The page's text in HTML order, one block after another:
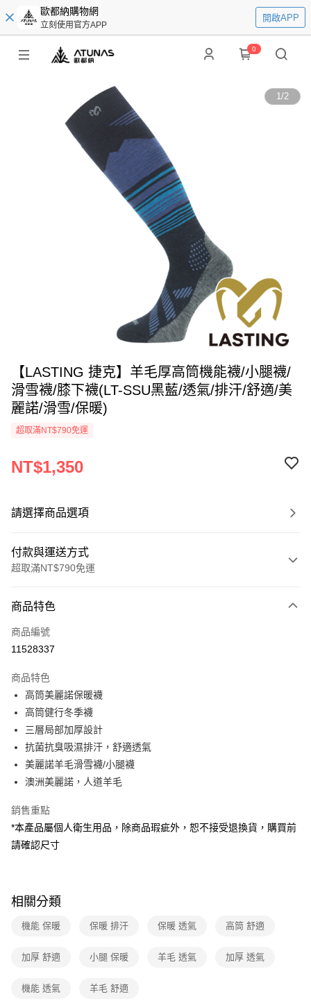
歐都納購物網
立刻使用官方APP
開啟APP
0
1/2
【LASTING 捷克】羊毛厚高筒機能襪/小腿襪/
滑雪襪/膝下襪(LT-SSU黑藍/透氣/排汗/舒適/美
麗諾/滑雪/保暖)
超取滿NT$790免運
NT$1,350
請選擇商品選項
付款與運送方式
超取滿NT$790免運
信用卡一次付款
信用卡分期付款
合作金庫商業銀行
華南商業銀行
上海商業儲蓄銀行
國泰世華商業銀行
臺灣中小企業銀行
匯豐（台灣）商業銀行
聯邦商業銀行
元大商業銀行
台新國際商業銀行
台灣樂天信用卡公司
6 期 0 利率 每期
華南商業銀行
上海商業儲蓄銀行
國泰世華商業銀行
臺灣中小企業銀行
匯豐（台灣）商業銀行
元大商業銀行
玉山商業銀行
星展（台灣）商業銀行
台灣樂天信用卡公司
超商取貨付款
LINE Pay
Apple Pay
悠遊付
Google Pay
【大哥付你分期使用說明】
1.本服務由台灣大哥大提供，台灣大哥大用戶可立即使用無須另外申請。
2.付款方式選擇「大哥付你分期」，訂單成立後會自動跳轉到大哥付的交易
流程，驗證手機門號後，選擇欲分期的期數、繳款截止日，確認付款後即完
3.實際核准額度、可分期數及費用金額請依後續交易確認頁面所載為準。
消。如遇「轉專審核」未通過狀況，表示未達大哥付你分期系統評分，恕無
法說明評估內容。
ATM付款
貨到付款
全家取貨付款
商品特色
商品編號
11528337
商品特色
高筒美麗諾保暖襪
高筒健行冬季襪
三層局部加厚設計
抗菌抗臭吸濕排汗，舒適透氣
美麗諾羊毛滑雪襪/小腿襪
澳洲美麗諾，人道羊毛
銷售重點
*本產品屬個人衛生用品，除商品瑕疵外，恕不接受退換貨，購買前
請確認尺寸
相關分類
機能 保暖 保暖 排汗 保暖 透氣 高筒 舒適
加厚 舒適 小腿 保暖 羊毛 透氣 加厚 透氣
機能 透氣 羊毛 舒適